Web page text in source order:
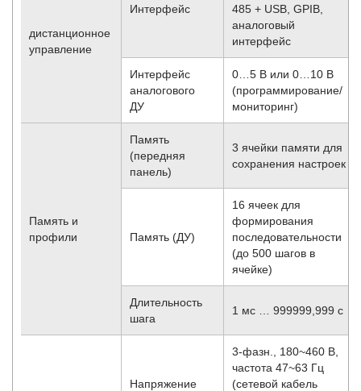
дистанционное
управление
Интерфейс
485 + USB, GPIB,
аналоговый
интерфейс
Интерфейс
аналогового
ДУ
0…5 В или 0…10 В
(программирование/
мониторинг)
Память и
профили
Память
(передняя
панель)
3 ячейки памяти для
сохранения настроек
Память (ДУ)
16 ячеек для
формирования
последовательности
(до 500 шагов в
ячейке)
Длительность
шага
1 мс … 999999,999 с
Напряжение
3-фазн., 180~460 В,
частота 47~63 Гц
(сетевой кабель